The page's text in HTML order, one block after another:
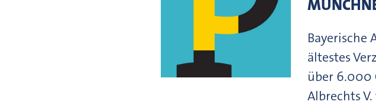
Bayerische
ältestes
über 6.000
Albrechts